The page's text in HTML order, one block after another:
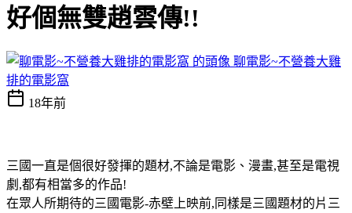
好個無雙趙雲傳!!
聊電影~不營養大雞
排的電影窩
18年前
三國一直是個很好發揮的題材,不論是電影、漫畫,甚至是電視
劇,都有相當多的作品!
在眾人所期待的三國電影-赤壁上映前,同樣是三國題材的片三